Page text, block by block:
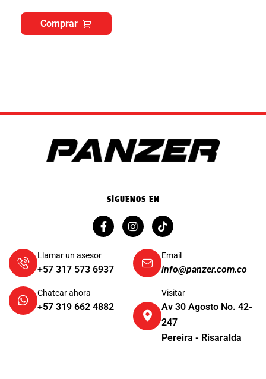
Comprar
SÍGUENOS EN
Llamar un asesor
+57 317 573 6937
Chatear ahora
+57 319 662 4882
Email
info@panzer.com.co
Visitar
Av 30 Agosto No. 42-
247
Pereira - Risaralda